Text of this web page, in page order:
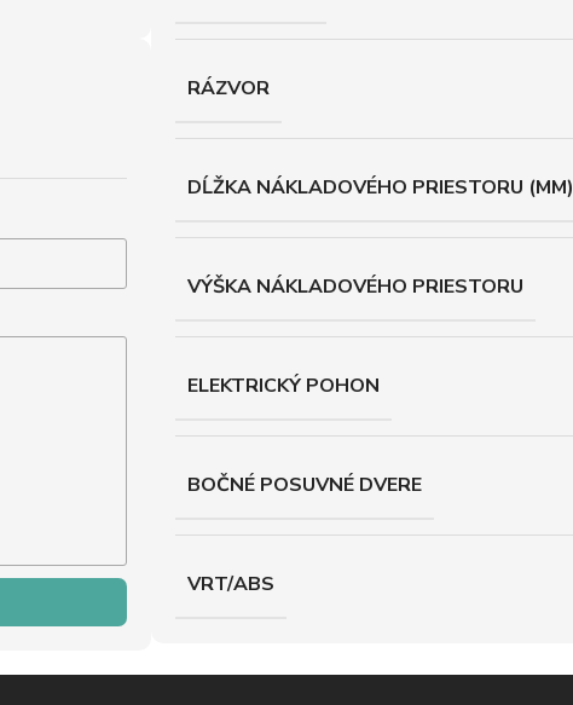
RÁZVOR
DĹŽKA NÁKLADOVÉHO PRIESTORU (MM)
VÝŠKA NÁKLADOVÉHO PRIESTORU
ELEKTRICKÝ POHON
BOČNÉ POSUVNÉ DVERE
VRT/ABS